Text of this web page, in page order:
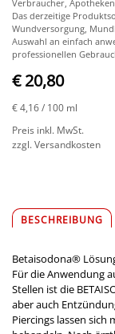
Verbraucher,
Das derzeitige
Wundversorgung,
Auswahl an einfach
professionellen
€ 20,80
€ 4,16/ 100 ml
Preis inkl. MwSt.
zzgl. Versandkosten
BESCHREIBUNG
Betaisodona®
Für die Anwendung
Stellen ist die
aber auch
Piercings lassen